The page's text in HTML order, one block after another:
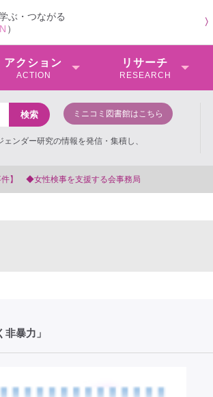
ぶ・つながる
N ）
〉
アクション
ACTION
リサーチ
RESEARCH
ミニコミ図書館はこちら
ンダー研究の情報を発信・集積し、
暴力」